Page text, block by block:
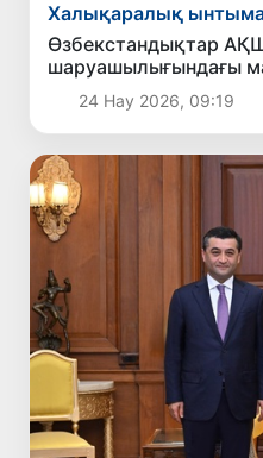
Халықаралық
Өзбекстандықтар
шаруашылығындағы
жіберіледі
24 Нау 2026, 09:19